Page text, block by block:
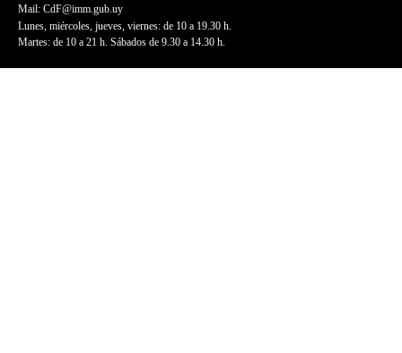
Mail: CdF@imm.gub.uy
Lunes, miércoles, jueves, viernes: de 10 a 19.30 h.
Martes: de 10 a 21 h. Sábados de 9.30 a 14.30 h.